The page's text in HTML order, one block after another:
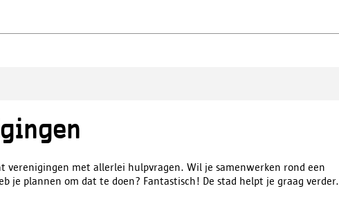
verenigingen met allerlei hulpvragen. Wil je samenwerken rond een
je plannen om dat te doen? Fantastisch! De stad helpt je graag verder.